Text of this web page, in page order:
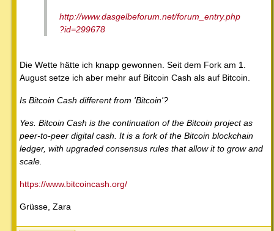
http://www.dasgelbeforum.net/forum_entry.php
?id=299678
Die Wette hätte ich knapp gewonnen. Seit dem Fork am 1.
August setze ich aber mehr auf Bitcoin Cash als auf Bitcoin.
Is Bitcoin Cash different from 'Bitcoin'?
Yes. Bitcoin Cash is the continuation of the Bitcoin project as
peer-to-peer digital cash. It is a fork of the Bitcoin blockchain
ledger, with upgraded consensus rules that allow it to grow and
scale.
https://www.bitcoincash.org/
Grüsse, Zara